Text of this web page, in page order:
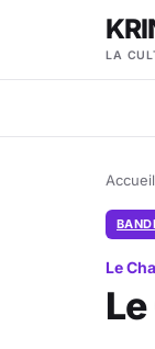
LA
Accueil
Le